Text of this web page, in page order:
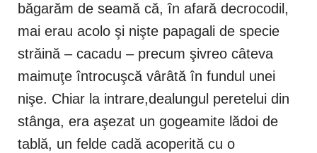
băgarăm de seamă că, în afară decrocodil,
mai erau acolo şi nişte papagali de specie
străină – cacadu – precum şivreo câteva
maimuţe întrocuşcă vârâtă în fundul unei
nişe. Chiar la intrare,dealungul peretelui din
stânga, era aşezat un gogeamite lădoi de
tablă, un felde cadă acoperită cu o